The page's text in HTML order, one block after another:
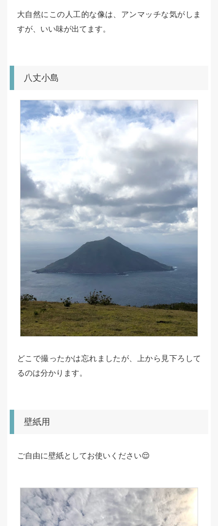
大自然にこの人工的な像は、アンマッチな気がしま
すが、いい味が出てます。
八丈小島
どこで撮ったかは忘れましたが、上から見下ろして
るのは分かります。
壁紙用
ご自由に壁紙としてお使いください😌